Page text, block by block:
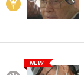
NEW